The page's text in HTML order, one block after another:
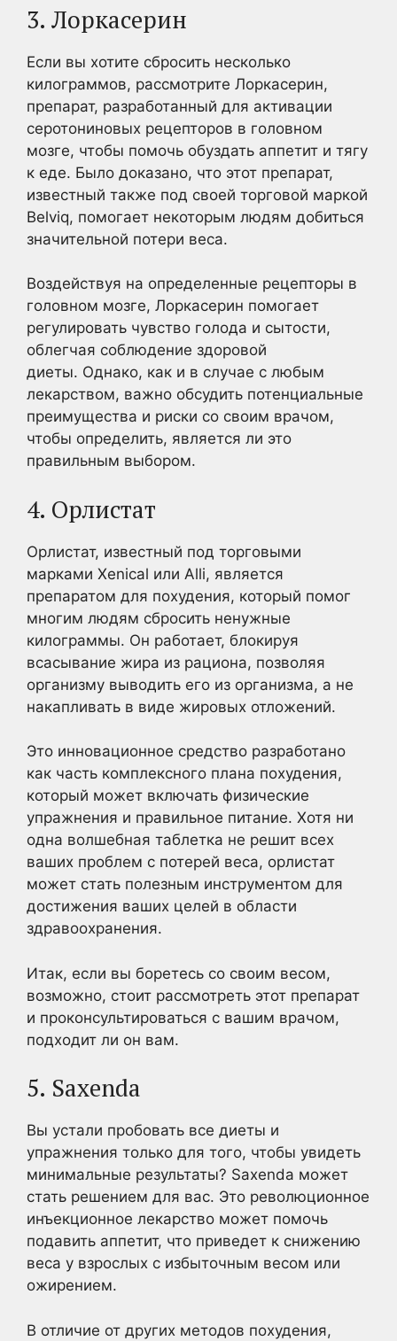
3. Лоркасерин
Если вы хотите сбросить несколько
килограммов, рассмотрите Лоркасерин,
препарат, разработанный для активации
серотониновых рецепторов в головном
мозге, чтобы помочь обуздать аппетит и тягу
к еде. Было доказано, что этот препарат,
известный также под своей торговой маркой
Belviq, помогает некоторым людям добиться
значительной потери веса.
Воздействуя на определенные рецепторы в
головном мозге, Лоркасерин помогает
регулировать чувство голода и сытости,
облегчая соблюдение здоровой
диеты. Однако, как и в случае с любым
лекарством, важно обсудить потенциальные
преимущества и риски со своим врачом,
чтобы определить, является ли это
правильным выбором.
4. Орлистат
Орлистат, известный под торговыми
марками Xenical или Alli, является
препаратом для похудения, который помог
многим людям сбросить ненужные
килограммы. Он работает, блокируя
всасывание жира из рациона, позволяя
организму выводить его из организма, а не
накапливать в виде жировых отложений.
Это инновационное средство разработано
как часть комплексного плана похудения,
который может включать физические
упражнения и правильное питание. Хотя ни
одна волшебная таблетка не решит всех
ваших проблем с потерей веса, орлистат
может стать полезным инструментом для
достижения ваших целей в области
здравоохранения.
Итак, если вы боретесь со своим весом,
возможно, стоит рассмотреть этот препарат
и проконсультироваться с вашим врачом,
подходит ли он вам.
5. Saxenda
Вы устали пробовать все диеты и
упражнения только для того, чтобы увидеть
минимальные результаты? Saxenda может
стать решением для вас. Это революционное
инъекционное лекарство может помочь
подавить аппетит, что приведет к снижению
веса у взрослых с избыточным весом или
ожирением.
В отличие от других методов похудения,